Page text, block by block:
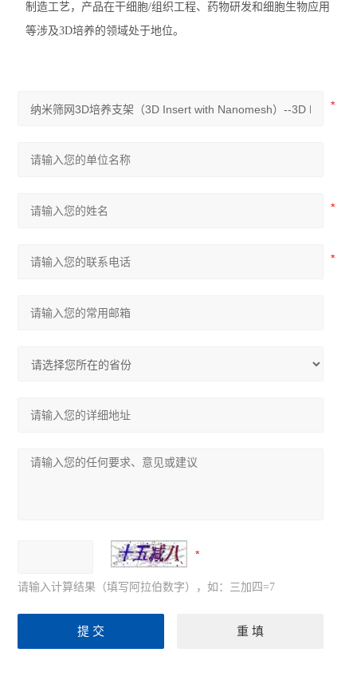
制造工艺，产品在干细胞/组织工程、药物研发和细胞生物应用
等涉及3D培养的领域处于地位。
请输入计算结果（填写阿拉伯数字），如：三加四=7